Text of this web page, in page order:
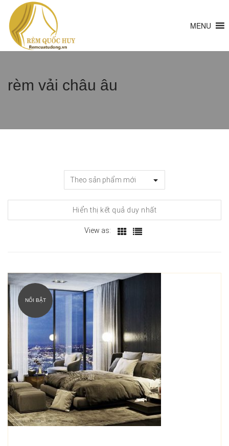
MENU
rèm vải châu âu
Hiển thị kết quả duy nhất
View as:
NỔI BẬT